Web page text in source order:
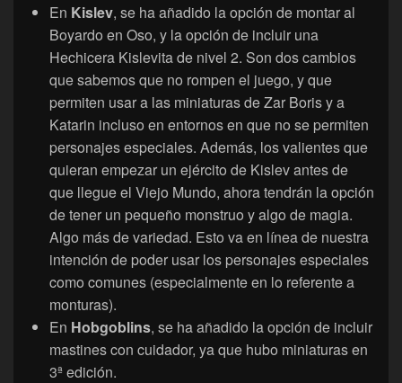
En Kislev, se ha añadido la opción de montar al
Boyardo en Oso, y la opción de incluir una
Hechicera Kislevita de nivel 2. Son dos cambios
que sabemos que no rompen el juego, y que
permiten usar a las miniaturas de Zar Boris y a
Katarin incluso en entornos en que no se permiten
personajes especiales. Además, los valientes que
quieran empezar un ejército de Kislev antes de
que llegue el Viejo Mundo, ahora tendrán la opción
de tener un pequeño monstruo y algo de magia.
Algo más de variedad. Esto va en línea de nuestra
intención de poder usar los personajes especiales
como comunes (especialmente en lo referente a
monturas).
En Hobgoblins, se ha añadido la opción de incluir
mastines con cuidador, ya que hubo miniaturas en
3ª edición.